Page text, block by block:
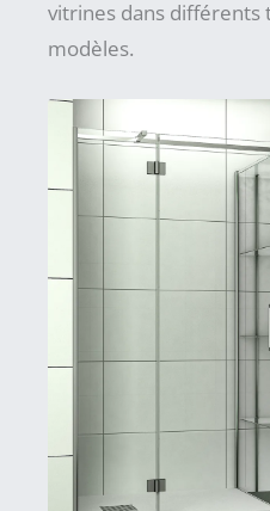
vitrines dans différents
modèles.